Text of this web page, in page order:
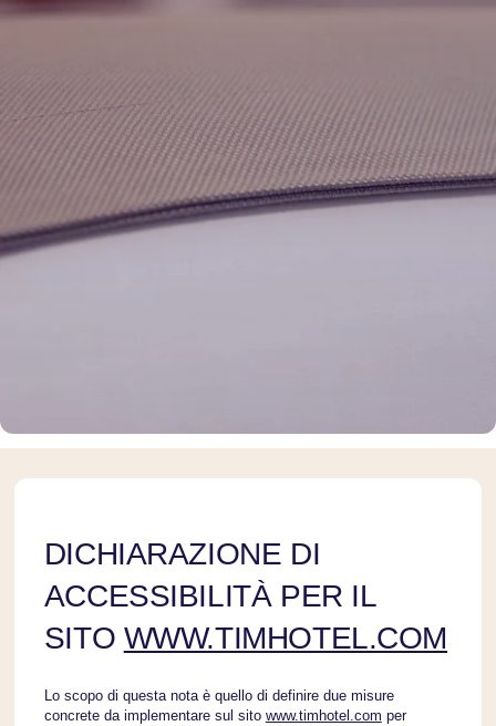
DICHIARAZIONE DI
ACCESSIBILITÀ PER IL
SITO WWW.TIMHOTEL.COM
Lo scopo di questa nota è quello di definire due misure
concrete da implementare sul sito www.timhotel.com per